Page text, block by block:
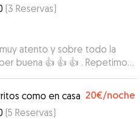
(3 Reservas)
atento y sobre todo la
buena 👍 👍 👍 . Repetimos
como en casa 20€/noche
(5 Reservas)